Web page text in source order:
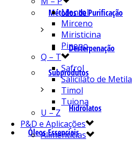
Métodos de Purificação
Desterpenação
Subprodutos
Hidrolatos
Óleos Essenciais
Mentol
Mirceno
Miristicina
Pineno
Q – T
Safrol
Salicilato de Metila
Timol
Tujona
U – Z
P&D e Aplicações
Alimentícias